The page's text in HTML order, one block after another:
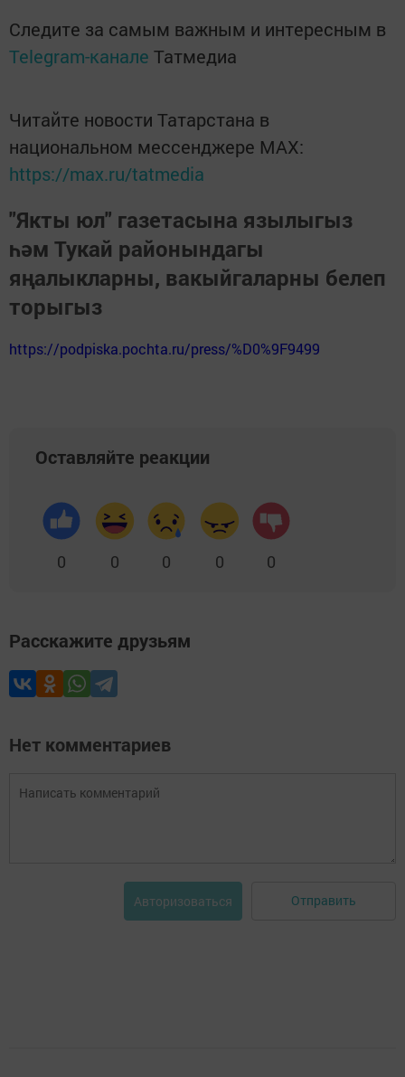
Следите за самым важным и интересным в
Telegram-канале Татмедиа
Читайте новости Татарстана в
национальном мессенджере MАХ:
https://max.ru/tatmedia
"Якты юл" газетасына язылыгыз
һәм Тукай районындагы
яңалыкларны, вакыйгаларны белеп
торыгыз
https://podpiska.pochta.ru/press/%D0%9F9499
Оставляйте реакции
0 0 0 0 0
Расскажите друзьям
Нет комментариев
Авторизоваться Отправить